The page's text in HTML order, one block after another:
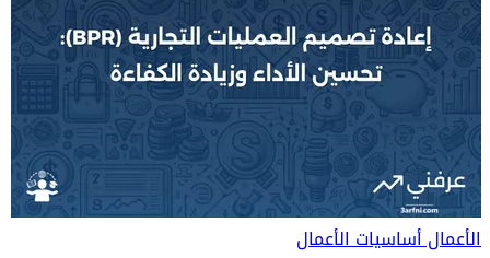
الأعمالأساسيات الأعمال